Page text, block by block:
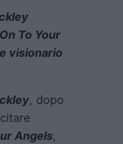
To Your
visionario
, dopo
Angels,